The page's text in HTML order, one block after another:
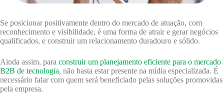
Se posicionar positivamente dentro do mercado de atuação, com
reconhecimento e visibilidade, é uma forma de atrair e gerar negócios
qualificados, e construir um relacionamento duradouro e sólido.
Ainda assim, para construir um planejamento eficiente para o mercado
B2B de tecnologia, não basta estar presente na mídia especializada. É
necessário falar com quem será beneficiado pelas soluções promovidas
pela empresa.